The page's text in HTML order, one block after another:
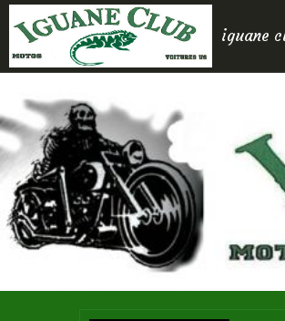
iguane